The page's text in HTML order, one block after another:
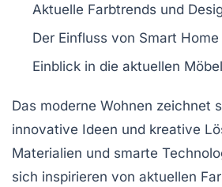
Aktuelle Farbtrends und
Der Einfluss von Smart Home
Einblick in die aktuellen
Das moderne Wohnen zeichnet
innovative Ideen und kreative
Materialien und smarte
sich inspirieren von aktuellen